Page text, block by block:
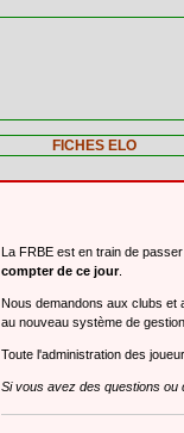
FICHES ELO
La FRBE est en train de
compter de ce jour.
Nous demandons aux clubs et
au nouveau système de
Toute l'administration des
Si vous avez des questions